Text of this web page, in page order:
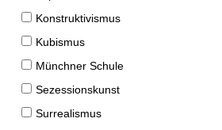
Konstruktivismus
Kubismus
Münchner Schule
Sezessionskunst
Surrealismus